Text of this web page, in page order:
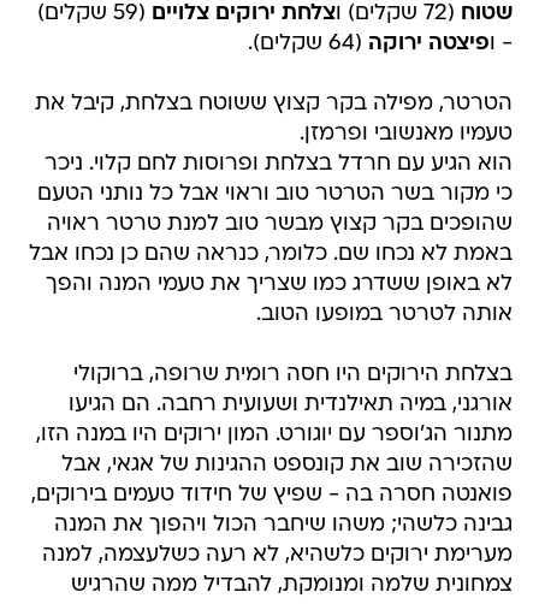
שטוח (72 שקלים) ו צלחת ירוקים צלויים
(59 שקלים)
- ופיצטה ירוקה (64 שקלים).
הטרטר, מפילה בקר קצוץ ששוטח בצלחת, קיבל את
טעמיו מאנשובי ופרמזן.
הוא הגיע עם חרדל בצלחת ופרוסות לחם קלוי. ניכר
כי מקור בשר הטרטר טוב וראוי אבל כל נותני הטעם
שהופכים בקר קצוץ מבשר טוב למנת טרטר ראויה
באמת לא נכחו שם. כלומר, כנראה שהם כן נכחו אבל
לא באופן ששדרג כמו שצריך את טעמי המנה והפך
אותה לטרטר במופעו הטוב.
בצלחת הירוקים היו חסה רומית שרופה, ברוקולי
אורגני, במיה תאילנדית ושעועית רחבה. הם הגיעו
מתנור הג'וספר עם יוגורט. המון ירוקים היו במנה הזו,
שהזכירה שוב את קונספט ההגינות של אגאי, אבל
פואנטה חסרה בה - שפיץ של חידוד טעמים בירוקים,
גבינה כלשהי; משהו שיחבר הכול ויהפוך את המנה
מערימת ירוקים כלשהיא, לא רעה כשלעצמה, למנה
צמחונית שלמה ומנומקת, להבדיל ממה שהרגיש